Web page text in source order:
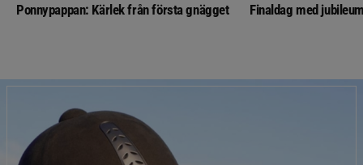
Ponnypappan: Kärlek från första gnägget Finaldag med